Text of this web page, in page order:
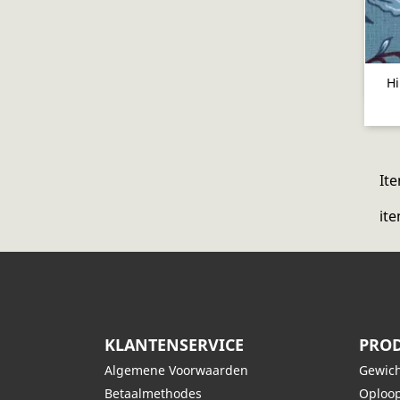
KLANTENSERVICE
Algemene Voorwaarden
Betaalmethodes